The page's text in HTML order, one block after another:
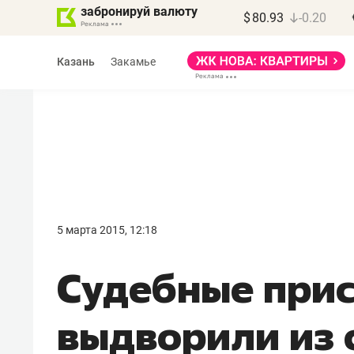
забронируй валюту $ 80.93 -0.20
Казань Закамье
5 марта 2015, 12:18
Судебные
выдворили из
девелопера – найти
правильный продукт»
Девелопер из топ-10*
Башкортостана входит в Татарстан